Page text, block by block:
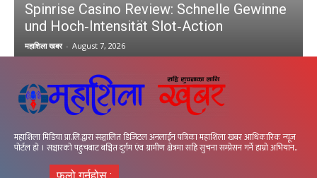
Spinrise Casino Review: Schnelle Gewinne
und Hoch‑Intensität Slot‑Action
महाशिला खबर - August 7, 2026
महाशिला मिडिया प्रा.लि.द्वारा सञ्चालित डिजिटल अनलाईन पत्रिका महाशिला खबर आधिकारिक न्यूज
पोर्टल हो । सञ्चारको पहुचबाट बञ्चित दुर्गम एंव ग्रामीण क्षेत्रमा सहि सुचना सम्प्रेसन गर्ने हाम्रो अभियान..